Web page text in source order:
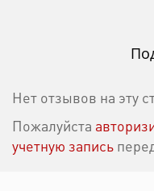
Нет отзывов на эту
Пожалуйста
учетную запись